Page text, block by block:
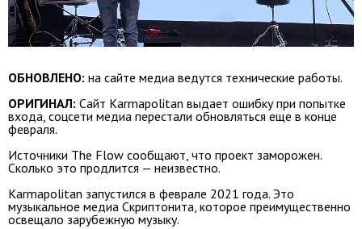
ОБНОВЛЕНО: на сайте медиа ведутся технические работы.
ОРИГИНАЛ: Сайт Karmapolitan выдает ошибку при попытке
входа, соцсети медиа перестали обновляться еще в конце
февраля.
Источники The Flow сообщают, что проект заморожен.
Сколько это продлится — неизвестно.
Karmapolitan запустился в феврале 2021 года. Это
музыкальное медиа Скриптонита, которое преимущественно
освещало зарубежную музыку.